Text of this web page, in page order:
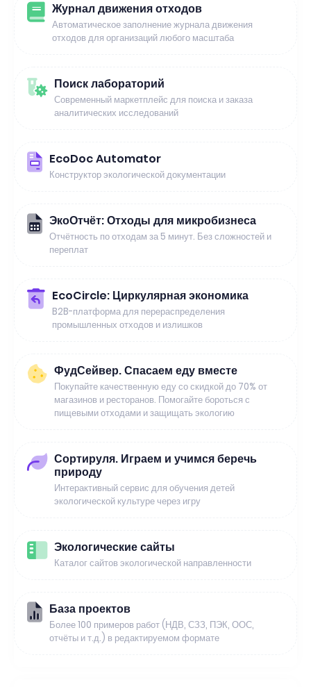
Журнал движения отходов
Автоматическое заполнение журнала движения
отходов для организаций любого масштаба
Поиск лабораторий
Современный маркетплейс для поиска и заказа
аналитических исследований
EcoDoc Automator
Конструктор экологической документации
ЭкоОтчёт: Отходы для микробизнеса
Отчётность по отходам за 5 минут. Без сложностей и
переплат
EcoCircle: Циркулярная экономика
B2B-платформа для перераспределения
промышленных отходов и излишков
ФудСейвер. Спасаем еду вместе
Покупайте качественную еду со скидкой до 70% от
магазинов и ресторанов. Помогайте бороться с
пищевыми отходами и защищать экологию
Сортируля. Играем и учимся беречь
природу
Интерактивный сервис для обучения детей
экологической культуре через игру
Экологические сайты
Каталог сайтов экологической направленности
База проектов
Более 100 примеров работ (НДВ, СЗЗ, ПЭК, ООС,
отчёты и т.д.) в редактируемом формате